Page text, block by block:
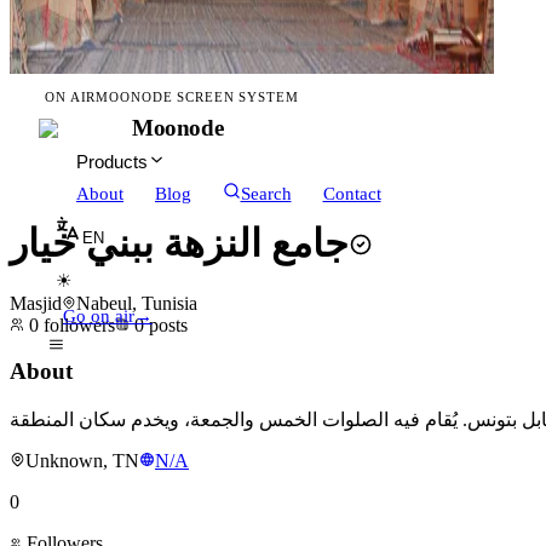
ON AIRMOONODE SCREEN SYSTEM
Moonode
Products
About
Blog Search Contact
EN
☀
Go on air→
جامع النزهة ببني خيار
Masjid
Nabeul, Tunisia
0 followers 0 posts
About
Unknown, TN
N/A
0